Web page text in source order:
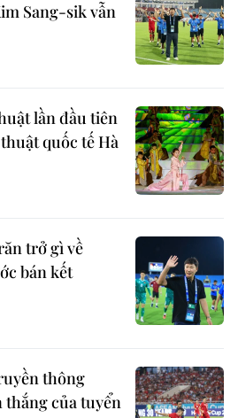
Sang-sik vẫn
lần đầu tiên
quốc tế Hà
trở gì về
bán kết
thông
thắng của tuyển